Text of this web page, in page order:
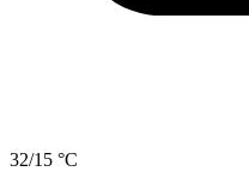
32/15 °C